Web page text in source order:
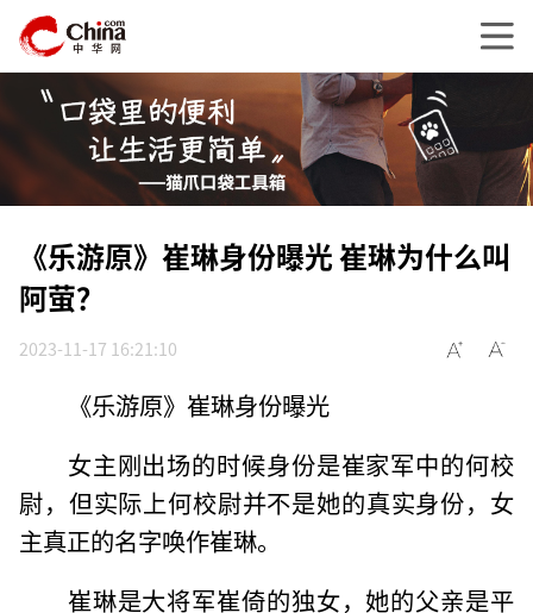
《乐游原》崔琳身份曝光 崔琳为什么叫
阿萤？
2023-11-17 16:21:10
《乐游原》崔琳身份曝光
女主刚出场的时候身份是崔家军中的何校
尉，但实际上何校尉并不是她的真实身份，女
主真正的名字唤作崔琳。
崔琳是大将军崔倚的独女，她的父亲是平